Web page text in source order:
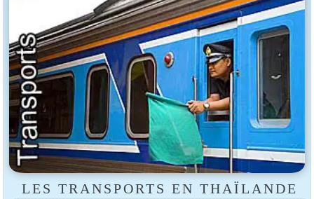
LES TRANSPORTS EN THAÏLANDE